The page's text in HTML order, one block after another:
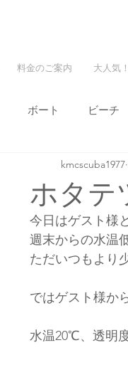
料金のご案内 大人気
ボート ビーチ
ホタテ
kmcscuba1977
今日はゲスト様
週末からの水温
ただいつもより
ではゲスト様か
水温20℃、透明